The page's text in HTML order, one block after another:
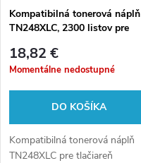
Kompatibilná tonerová náplň
TN248XLC, 2300 listov pre
18,82 €
Momentálne nedostupné
DO KOŠÍKA
Kompatibilná tonerová náplň
TN248XLC pre tlačiareň